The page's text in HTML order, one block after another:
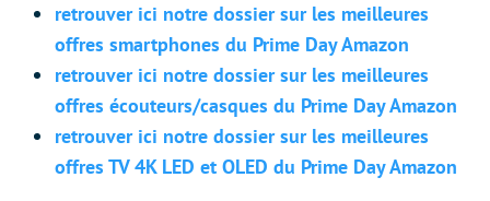
retrouver ici notre dossier sur les meilleures
offres smartphones du Prime Day Amazon
retrouver ici notre dossier sur les meilleures
offres écouteurs/casques du Prime Day Amazon
retrouver ici notre dossier sur les meilleures
offres TV 4K LED et OLED du Prime Day Amazon